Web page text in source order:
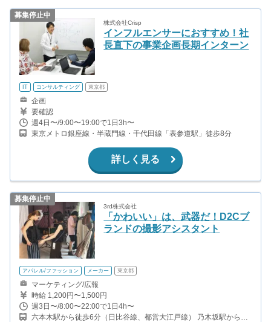
募集停止中
株式会社Crisp
インフルエンサーにおすすめ！社
長直下の事業企画長期インターン
IT コンサルティング 東京都
企画
要確認
週4日〜/9:00〜19:00で1日3h〜
東京メトロ銀座線・半蔵門線・千代田線「表参道駅」徒歩8分
詳しく見る
募集停止中
3rd株式会社
「かわいい」は、武器だ！D2Cブ
ランドの撮影アシスタント
アパレル/ファッション メーカー 東京都
マーケティング/広報
時給 1,200円〜1,500円
週3日〜/8:00〜22:00で1日4h〜
六本木駅から徒歩6分（日比谷線、都営大江戸線） 乃木坂駅から徒